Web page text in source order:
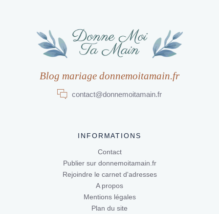
Blog mariage donnemoitamain.fr
contact@donnemoitamain.fr
INFORMATIONS
Contact
Publier sur donnemoitamain.fr
Rejoindre le carnet d'adresses
A propos
Mentions légales
Plan du site